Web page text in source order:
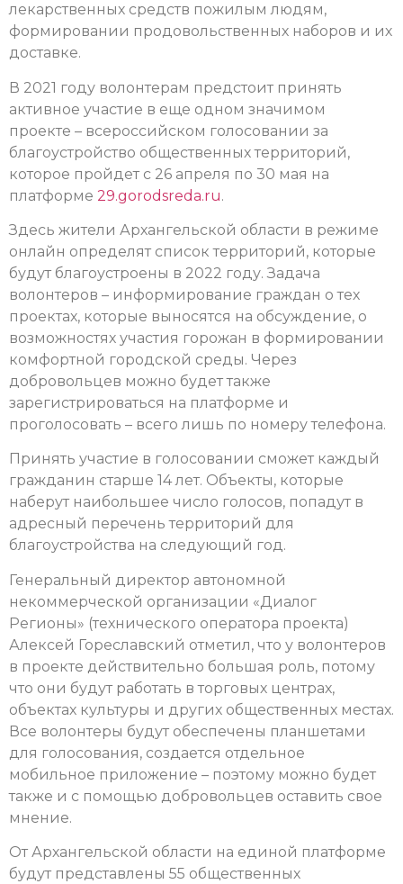
лекарственных средств пожилым людям,
формировании продовольственных наборов и их
доставке.
В 2021 году волонтерам предстоит принять
активное участие в еще одном значимом
проекте – всероссийском голосовании за
благоустройство общественных территорий,
которое пройдет с 26 апреля по 30 мая на
платформе 29.gorodsreda.ru.
Здесь жители Архангельской области в режиме
онлайн определят список территорий, которые
будут благоустроены в 2022 году. Задача
волонтеров – информирование граждан о тех
проектах, которые выносятся на обсуждение, о
возможностях участия горожан в формировании
комфортной городской среды. Через
добровольцев можно будет также
зарегистрироваться на платформе и
проголосовать – всего лишь по номеру телефона.
Принять участие в голосовании сможет каждый
гражданин старше 14 лет. Объекты, которые
наберут наибольшее число голосов, попадут в
адресный перечень территорий для
благоустройства на следующий год.
Генеральный директор автономной
некоммерческой организации «Диалог
Регионы» (технического оператора проекта)
Алексей Гореславский отметил, что у волонтеров
в проекте действительно большая роль, потому
что они будут работать в торговых центрах,
объектах культуры и других общественных местах.
Все волонтеры будут обеспечены планшетами
для голосования, создается отдельное
мобильное приложение – поэтому можно будет
также и с помощью добровольцев оставить свое
мнение.
От Архангельской области на единой платформе
будут представлены 55 общественных